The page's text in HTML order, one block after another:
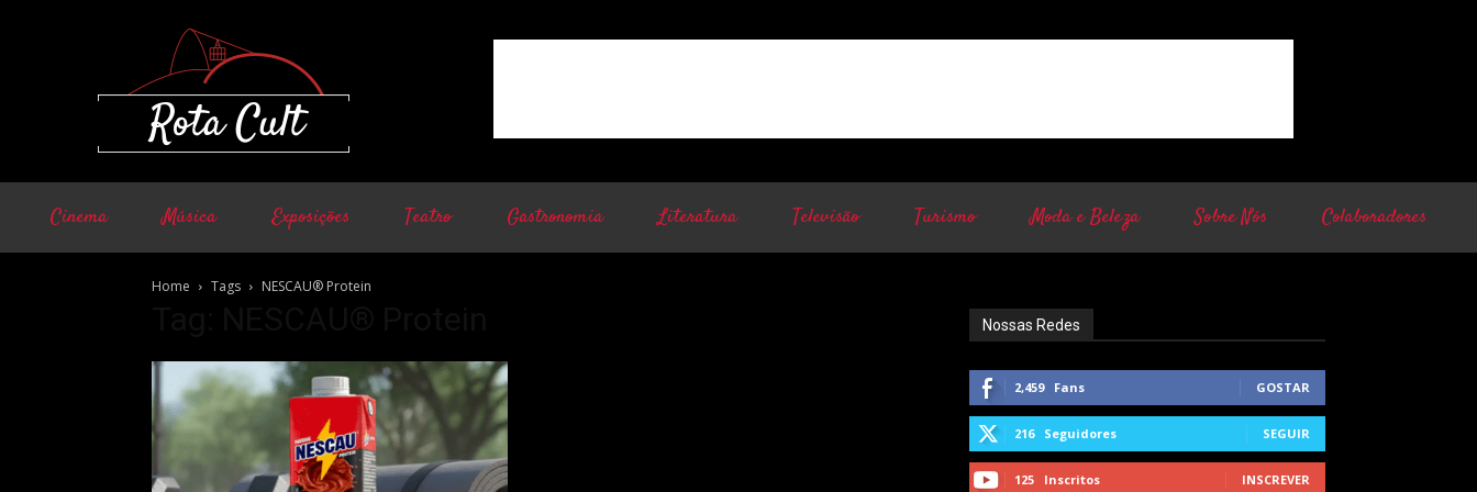
Cinema Música Exposições Teatro Gastronomia Literatura Televisão Turismo Moda e Beleza Sobre Nós Colaboradores
Home Tags NESCAU® Protein
Nossas Redes
2,459 Fans GOSTAR
216 Seguidores SEGUIR
125 Inscritos INSCREVER